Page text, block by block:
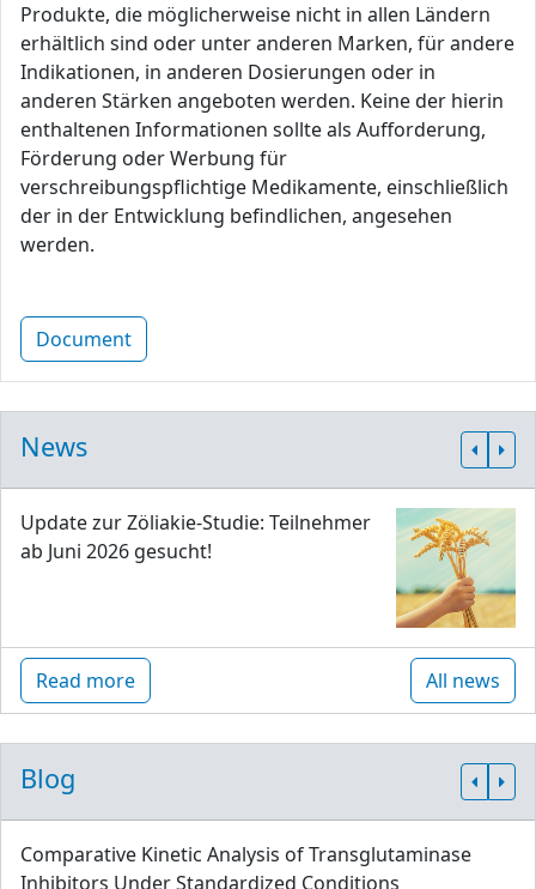
Produkte, die möglicherweise nicht in allen Ländern
erhältlich sind oder unter anderen Marken, für andere
Indikationen, in anderen Dosierungen oder in
anderen Stärken angeboten werden. Keine der hierin
enthaltenen Informationen sollte als Aufforderung,
Förderung oder Werbung für
verschreibungspflichtige Medikamente, einschließlich
der in der Entwicklung befindlichen, angesehen
werden.
Document
News
Update zur Zöliakie-Studie: Teilnehmer
ab Juni 2026 gesucht!
Read more All news
Blog
Comparative Kinetic Analysis of Transglutaminase
Inhibitors Under Standardized Conditions